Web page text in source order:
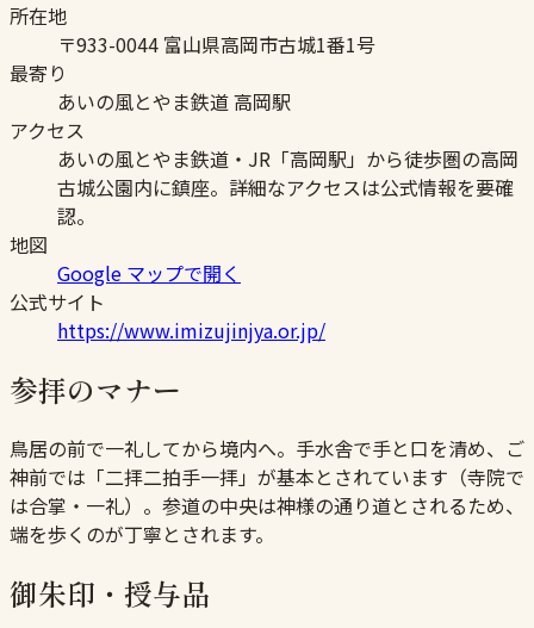
所在地
〒933-0044 富山県高岡市古城1番1号
最寄り
あいの風とやま鉄道 高岡駅
アクセス
あいの風とやま鉄道・JR「高岡駅」から徒歩圏の高岡
古城公園内に鎮座。詳細なアクセスは公式情報を要確
認。
地図
Google マップで開く
公式サイト
https://www.imizujinjya.or.jp/
参拝のマナー
鳥居の前で一礼してから境内へ。手水舎で手と口を清め、ご
神前では「二拝二拍手一拝」が基本とされています（寺院で
は合掌・一礼）。参道の中央は神様の通り道とされるため、
端を歩くのが丁寧とされます。
御朱印・授与品